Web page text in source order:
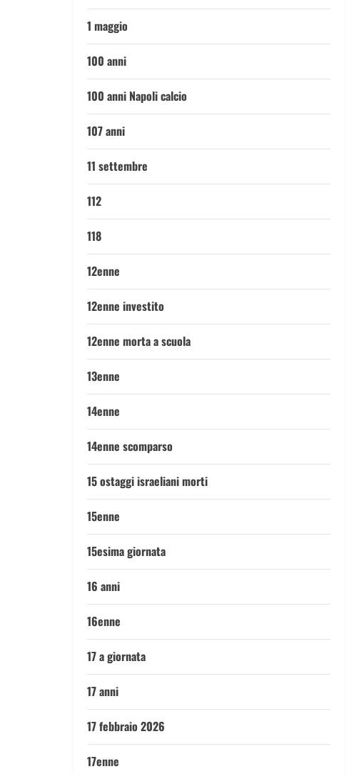
1 maggio
100 anni
100 anni Napoli calcio
107 anni
11 settembre
112
118
12enne
12enne investito
12enne morta a scuola
13enne
14enne
14enne scomparso
15 ostaggi israeliani morti
15enne
15esima giornata
16 anni
16enne
17 a giornata
17 anni
17 febbraio 2026
17enne